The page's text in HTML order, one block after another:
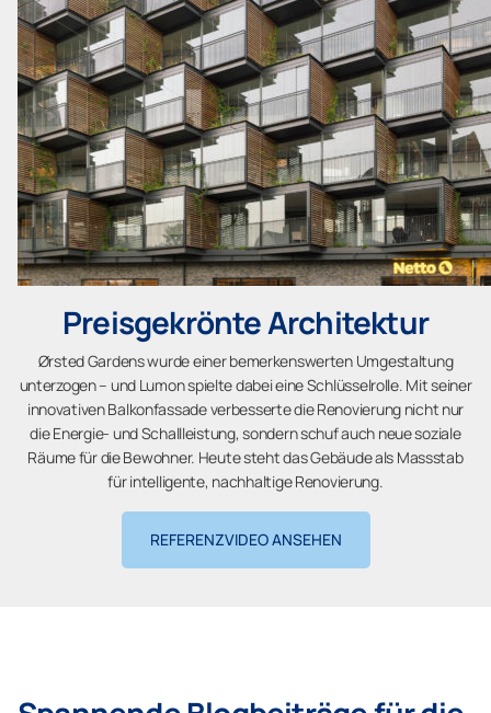
Preisgekrönte Architektur
Ørsted Gardens wurde einer bemerkenswerten Umgestaltung
unterzogen – und Lumon spielte dabei eine Schlüsselrolle. Mit seiner
innovativen Balkonfassade verbesserte die Renovierung nicht nur
die Energie- und Schallleistung, sondern schuf auch neue soziale
Räume für die Bewohner. Heute steht das Gebäude als Massstab
für intelligente, nachhaltige Renovierung.
REFERENZVIDEO ANSEHEN